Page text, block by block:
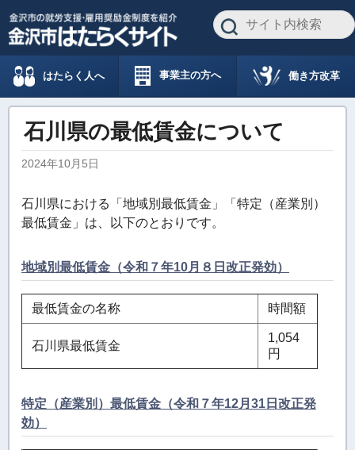
はたらく人へ 事業主の方へ 働き方改革
石川県の最低賃金について
2024年10月5日
石川県における「地域別最低賃金」「特定（産業別）
最低賃金」は、以下のとおりです。
地域別最低賃金（令和７年10月８日改正発効）
最低賃金の名称 時間額
石川県最低賃金
1,054
円
特定（産業別）最低賃金（令和７年12月31日改正発
効）